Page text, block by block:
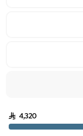
4,320